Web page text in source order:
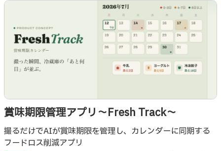
賞味期限管理アプリ〜Fresh Track〜
撮るだけでAIが賞味期限を管理し、カレンダーに同期する
フードロス削減アプリ